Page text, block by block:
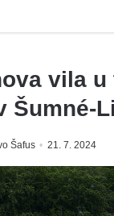
vila
Šumné-
Šafus 21. 7. 2024